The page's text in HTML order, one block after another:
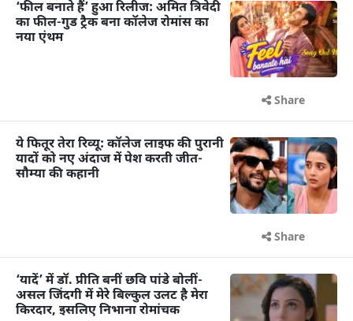
‘फील बनाते हैं’ हुआ रिलीज: अमित त्रिवेदी
का फील-गुड ट्रैक बना कॉलेज रोमांस का
नया एंथम
Share
ये फितूर तेरा रिव्यू: कॉलेज लाइफ की पुरानी
यादों को नए अंदाज में पेश करती जीत-
सौम्या की कहानी
Share
‘यादें’ में डॉ. प्रीति बनीं छवि पांडे बोलीं-
असल जिंदगी में मेरे बिल्कुल उलट है मेरा
किरदार, इसलिए निभाना रोमांचक